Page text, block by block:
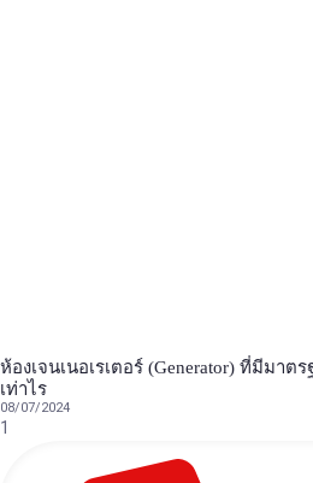
ห้องเจนเนอเรเตอร์ (Generator) ที่มีมาต
เท่าไร
08/07/2024